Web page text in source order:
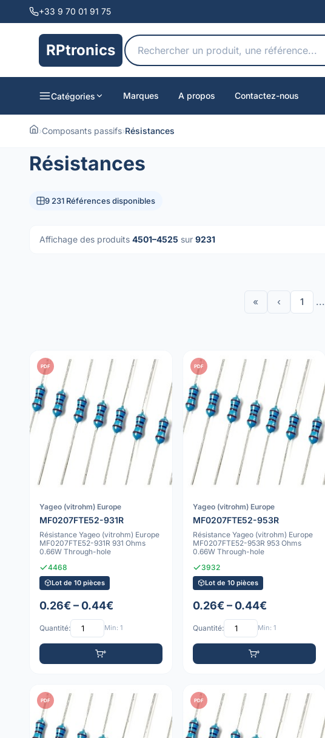
+33 9 70 01 91 75
RPtronics
Catégories Marques A propos Contactez-nous
›Composants passifs›Résistances
Résistances
9 231 Références disponibles
Affichage des produits 4501–4525 sur 9231
« ‹ 1 ...
PDF
Yageo (vitrohm) Europe
MF0207FTE52-931R
Résistance Yageo (vitrohm) Europe
MF0207FTE52-931R 931 Ohms
0.66W Through-hole
4468
Lot de 10 pièces
0.26€ – 0.44€
Quantité: Min: 1
PDF
Yageo (vitrohm) Europe
MF0207FTE52-953R
Résistance Yageo (vitrohm) Europe
MF0207FTE52-953R 953 Ohms
0.66W Through-hole
3932
Lot de 10 pièces
0.26€ – 0.44€
Quantité: Min: 1
PDF PDF